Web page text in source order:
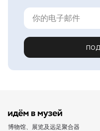
博物馆、展览及远足聚合器